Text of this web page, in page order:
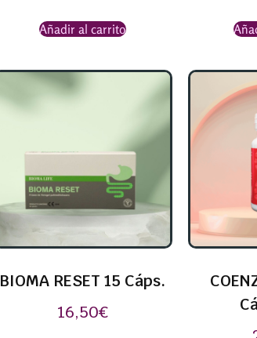
Añadir al carrito
BIOMA RESET 15 Cáps.
16,50€